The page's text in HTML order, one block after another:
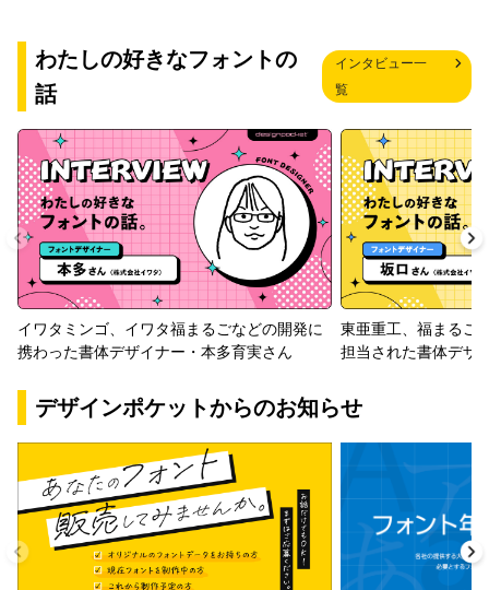
わたしの好きなフォントの
話
インタビュー一
覧
イワタミンゴ、イワタ福まるごなどの開発に
携わった書体デザイナー・本多育実さん
東亜重工、福まるご
担当された書体デザ
デザインポケットからのお知らせ